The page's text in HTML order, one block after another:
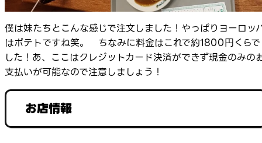
僕は妹たちとこんな感じで注文しました！やっぱりヨーロッ
はポテトですね笑。 ちなみに料金はこれで約1800円くらで
した！あ、ここはクレジットカード決済ができず現金のみの
支払いが可能なので注意しましょう！
お店情報